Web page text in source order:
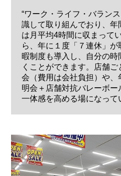
“ワーク・ライフ・バラン
識して取り組んでおり、年
は月平均4時間に収まって
ら、年に１度「７連休」
暇制度も導入し、自分の
くことができます。店舗
会（費用は会社負担）や、
明会＋店舗対抗バレーボ
一体感を高める場になって